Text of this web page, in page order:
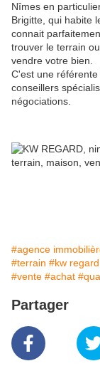
Nîmes en
Brigitte, qui habite
connait
trouver le terrain
vendre votre bien.
C'est une
conseillers
négociations.
#agence
#terrain #kw regard
#vente #achat
Partager